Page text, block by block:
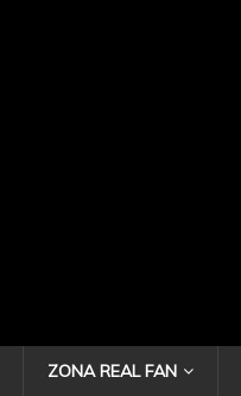
ZONA REAL FAN